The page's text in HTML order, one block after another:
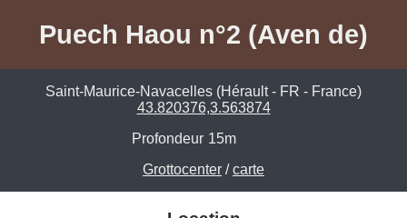
Puech Haou n°2 (Aven de)
Saint-Maurice-Navacelles (Hérault - FR - France)
43.820376,3.563874
Profondeur 15m
Grottocenter /carte